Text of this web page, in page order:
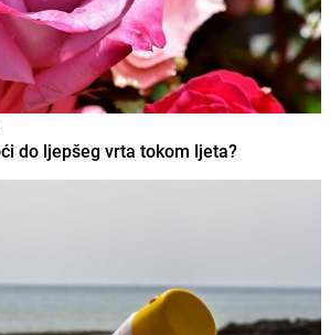
do ljepšeg vrta tokom ljeta?